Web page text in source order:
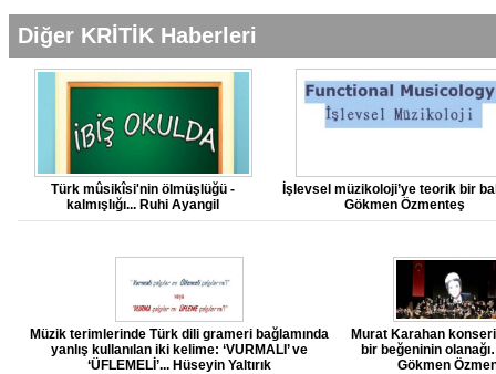
Diğer KRİTİK Haberleri
Türk mûsikîsi'nin ölmüşlüğü -
kalmışlığı... Ruhi Ayangil
İşlevsel müzikoloji’ye teorik bir
Gökmen Özmenteş
Müzik terimlerinde Türk dili grameri bağlamında
yanlış kullanılan iki kelime: ‘VURMALI’ ve
‘ÜFLEMELİ’... Hüseyin Yaltırık
Murat Karahan
bir beğeninin
Gökmen